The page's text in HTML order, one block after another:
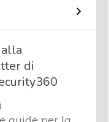
di